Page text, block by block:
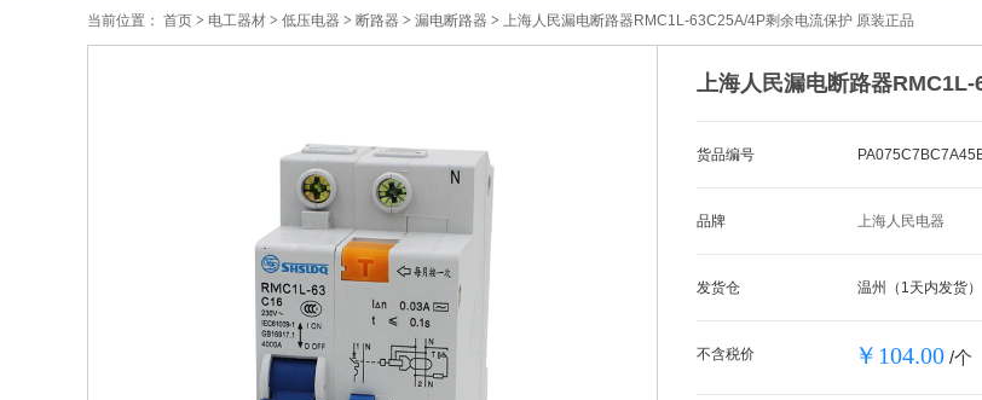
当前位置： 首页 > 电工器材 > 低压电器 > 断路器 > 漏电断路器 > 上海人民漏电断路器RMC1L-63C25A/4P剩余电流保护 原装正品
上海人民漏电断路器
货品编号
品牌 上海人民电器
发货仓 温州（1天内发货）
不含税价 ￥104.00 /个